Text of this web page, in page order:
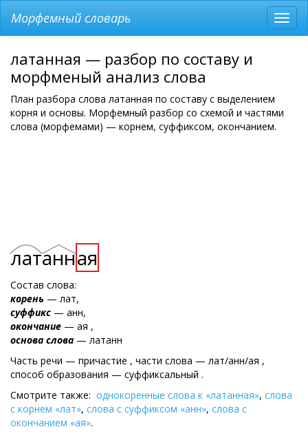
меню
Морфемный словарь
латанная — разбор по составу и
морфменый анализ слова
План разбора слова латанная по составу с выделением
корня и основы. Морфемный разбор со схемой и частями
слова (морфемами) — корнем, суффиксом, окончанием.
латанная
Состав слова:
корень — лат,
суффикс — анн,
окончание — ая ,
основа слова — латанн
Часть речи — причастие , части слова — лат/анн/ая ,
cпособ образования — суффиксальный .
Смотрите также: однокоренные слова к «латанная», слова
с корнем «лат», слова с суффиксом «анн», слова с
окончанием «ая».